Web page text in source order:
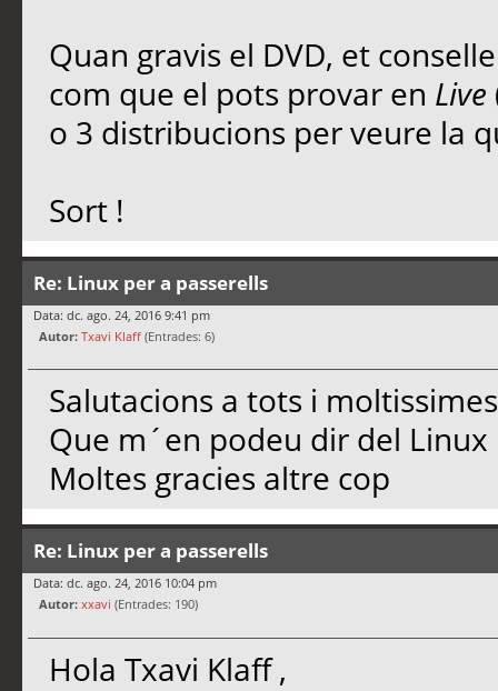
Quan gravis el DVD, et
com que el pots provar en Live
o 3 distribucions per veure la
Sort !
Re: Linux per a passerells
Data: dc. ago. 24, 2016 9:41 pm
Autor: Txavi Klaff (Entrades: 6)
Salutacions a tots i
Que m´en podeu dir del Linux
Moltes gracies altre cop
Re: Linux per a passerells
Data: dc. ago. 24, 2016 10:04 pm
Autor: xxavi (Entrades: 190)
Hola Txavi Klaff ,